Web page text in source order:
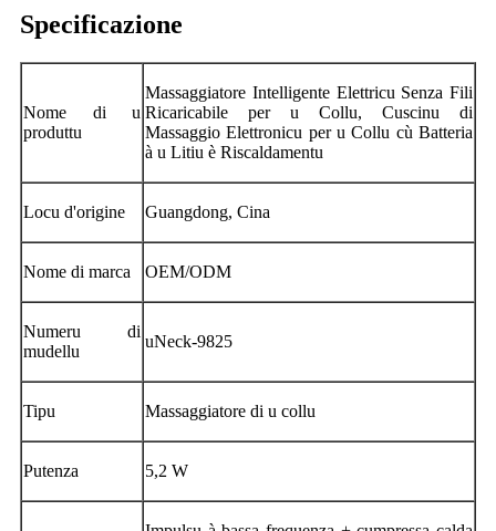
Specificazione
Nome di u
produttu
Massaggiatore Intelligente Elettricu Senza Fili
Ricaricabile per u Collu, Cuscinu di
Massaggio Elettronicu per u Collu cù Batteria
à u Litiu è Riscaldamentu
Locu d'origine Guangdong, Cina
Nome di marca OEM/ODM
Numeru di
mudellu
uNeck-9825
Tipu Massaggiatore di u collu
Putenza 5,2 W